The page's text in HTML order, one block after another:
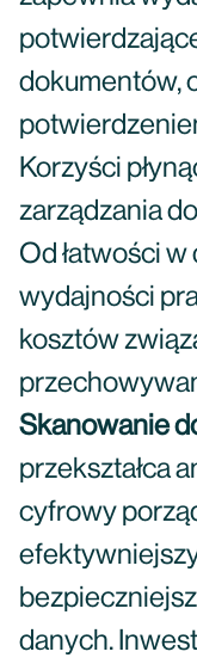
dokumentów,
Korzyści
zarządzania
Od łatwości
wydajności
kosztów
Skanowanie
przekształca
cyfrowy
danych.